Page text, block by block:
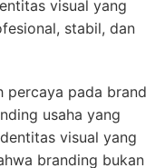
visual yang
stabil, dan
percaya pada brand
usaha yang
visual yang
branding bukan